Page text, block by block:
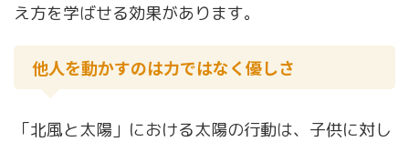
え方を学ばせる効果があります。
他人を動かすのは力ではなく優しさ
「北風と太陽」における太陽の行動は、子供に対し